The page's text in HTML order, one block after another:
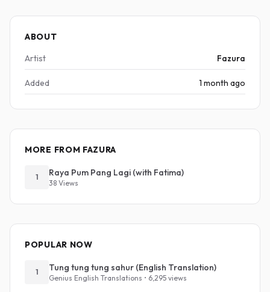
ABOUT
Artist
Fazura
Added 1 month ago
MORE FROM FAZURA
1 Raya Pum Pang Lagi (with Fatima)
38 Views
POPULAR NOW
1 Tung tung tung sahur (English Translation)
Genius English Translations • 6,295 views